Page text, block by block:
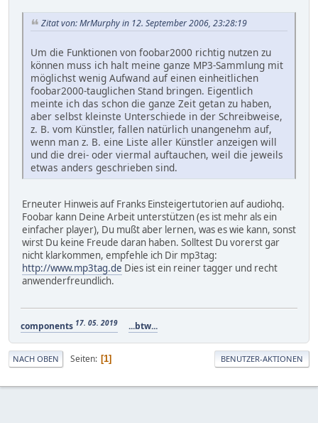
Zitat von: MrMurphy in 12. September 2006, 23:28:19
Um die Funktionen von foobar2000 richtig nutzen zu
können muss ich halt meine ganze MP3-Sammlung mit
möglichst wenig Aufwand auf einen einheitlichen
foobar2000-tauglichen Stand bringen. Eigentlich
meinte ich das schon die ganze Zeit getan zu haben,
aber selbst kleinste Unterschiede in der Schreibweise,
z. B. vom Künstler, fallen natürlich unangenehm auf,
wenn man z. B. eine Liste aller Künstler anzeigen will
und die drei- oder viermal auftauchen, weil die jeweils
etwas anders geschrieben sind.
Erneuter Hinweis auf Franks Einsteigertutorien auf audiohq.
Foobar kann Deine Arbeit unterstützen (es ist mehr als ein
einfacher player), Du mußt aber lernen, was es wie kann, sonst
wirst Du keine Freude daran haben. Solltest Du vorerst gar
nicht klarkommen, empfehle ich Dir mp3tag:
http://www.mp3tag.de Dies ist ein reiner tagger und recht
anwenderfreundlich.
components 17. 05. 2019 ...btw...
NACH OBEN Seiten 1 BENUTZER-AKTIONEN